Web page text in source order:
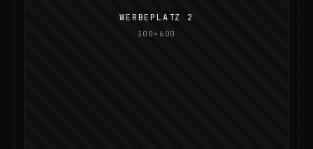
WERBEPLATZ 2
300×600